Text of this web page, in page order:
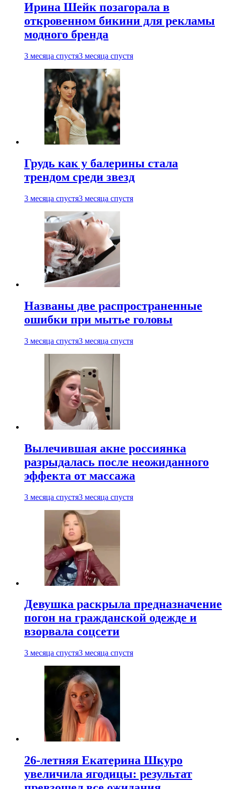
Ирина Шейк позагорала в
откровенном бикини для рекламы
модного бренда
3 месяца спустя3 месяца спустя
Грудь как у балерины стала
трендом среди звезд
3 месяца спустя3 месяца спустя
Названы две распространенные
ошибки при мытье головы
3 месяца спустя3 месяца спустя
Вылечившая акне россиянка
разрыдалась после неожиданного
эффекта от массажа
3 месяца спустя3 месяца спустя
Девушка раскрыла предназначение
погон на гражданской одежде и
взорвала соцсети
3 месяца спустя3 месяца спустя
26-летняя Екатерина Шкуро
увеличила ягодицы: результат